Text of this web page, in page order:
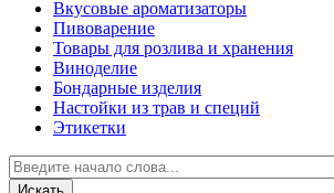
Вкусовые ароматизаторы
Пивоварение
Товары для розлива и хранения
Виноделие
Бондарные изделия
Настойки из трав и специй
Этикетки